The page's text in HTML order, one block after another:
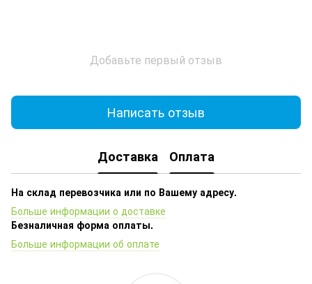
Добавьте первый отзыв
Написать отзыв
Доставка Оплата
На склад перевозчика или по Вашему адресу.
Больше информации о доставке
Безналичная форма оплаты.
Больше информации об оплате